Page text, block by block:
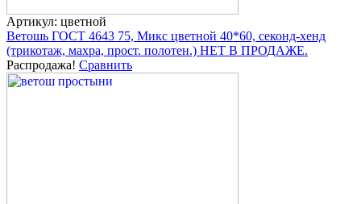
Артикул: цветной
Ветошь ГОСТ 4643 75, Микс цветной 40*60, секонд-хенд
(трикотаж, махра, прост. полотен.) НЕТ В ПРОДАЖЕ.
Распродажа! Сравнить